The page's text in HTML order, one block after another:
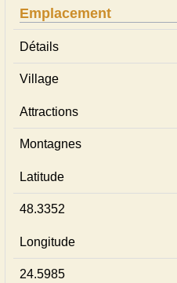
Emplacement
Détails
Village
Attractions
Montagnes
Latitude
48.3352
Longitude
24.5985